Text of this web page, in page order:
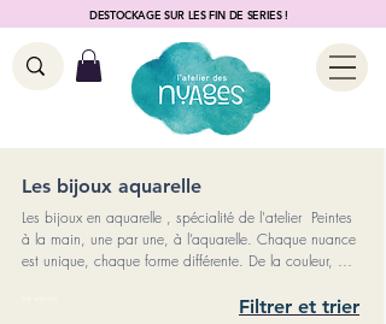
DESTOCKAGE SUR LES FIN DE SERIES !
Les bijoux aquarelle
Les bijoux en aquarelle , spécialité de l'atelier Peintes
à la main, une par une, à l’aquarelle. Chaque nuance
est unique, chaque forme différente. De la couleur, de
Filtrer et trier